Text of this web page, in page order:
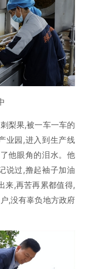
梨果,被一车一车的
业园,进入到生产线
他眼角的泪水。他
说过,撸起袖子加油
来,再苦再累都值得,
,没有辜负地方政府